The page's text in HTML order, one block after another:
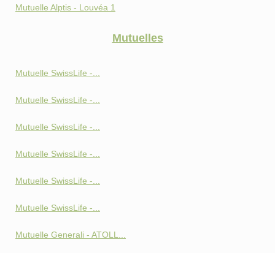
Mutuelle Alptis - Louvéa 1
Mutuelles
Mutuelle SwissLife -...
Mutuelle SwissLife -...
Mutuelle SwissLife -...
Mutuelle SwissLife -...
Mutuelle SwissLife -...
Mutuelle SwissLife -...
Mutuelle Generali - ATOLL...